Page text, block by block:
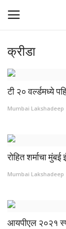
Home
आंतरराष्ट्रीय
मनोरंजन
Contact
राजकारण
क्रीडा
टी २० वर्ल्डमध्ये
Mumbai Lakshadeep
रोहित शर्माचा
Mumbai Lakshadeep
आयपीएल २०२१